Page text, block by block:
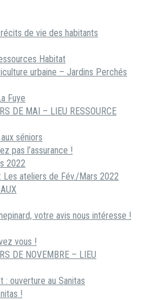
de vie des habitants
Habitat
urbaine – Jardins Perchés
Fuye
DE MAI – LIEU RESSOURCE
séniors
pas l’assurance !
2022
Les ateliers de Fév./Mars 2022
votre avis nous intéresse !
vous !
DE NOVEMBRE – LIEU
: ouverture au Sanitas
!